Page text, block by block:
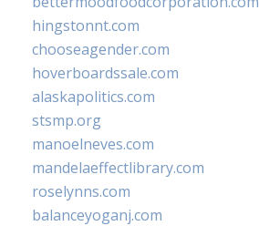
hingstonnt.com
chooseagender.com
hoverboardssale.com
alaskapolitics.com
stsmp.org
manoelneves.com
mandelaeffectlibrary.com
roselynns.com
balanceyoganj.com